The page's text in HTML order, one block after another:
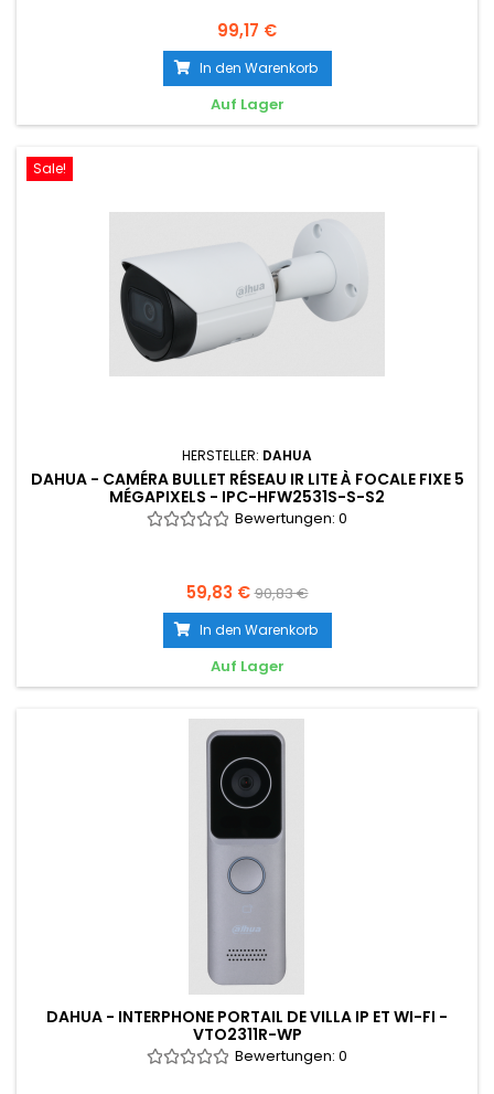
99,17 €
In den Warenkorb
Auf Lager
Sale!
HERSTELLER: DAHUA
DAHUA - CAMÉRA BULLET RÉSEAU IR LITE À FOCALE FIXE 5
MÉGAPIXELS - IPC-HFW2531S-S-S2
Bewertungen: 0
59,83 €90,83 €
In den Warenkorb
Auf Lager
DAHUA - INTERPHONE PORTAIL DE VILLA IP ET WI-FI -
VTO2311R-WP
Bewertungen: 0